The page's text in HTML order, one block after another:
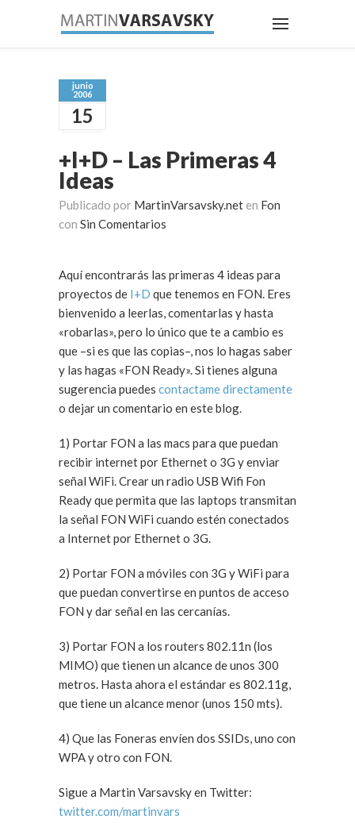
junio
2006
15
+I+D – Las Primeras 4
Ideas
Publicado por MartinVarsavsky.net en Fon
con Sin Comentarios
Aquí encontrarás las primeras 4 ideas para
proyectos de I+D que tenemos en FON. Eres
bienvenido a leerlas, comentarlas y hasta
«robarlas», pero lo único que te a cambio es
que –si es que las copias–, nos lo hagas saber
y las hagas «FON Ready». Si tienes alguna
sugerencia puedes contactame directamente
o dejar un comentario en este blog.
1) Portar FON a las macs para que puedan
recibir internet por Ethernet o 3G y enviar
señal WiFi. Crear un radio USB Wifi Fon
Ready que permita que las laptops transmitan
la señal FON WiFi cuando estén conectados
a Internet por Ethernet o 3G.
2) Portar FON a móviles con 3G y WiFi para
que puedan convertirse en puntos de acceso
FON y dar señal en las cercanías.
3) Portar FON a los routers 802.11n (los
MIMO) que tienen un alcance de unos 300
metros. Hasta ahora el estándar es 802.11g,
que tiene un alcance menor (unos 150 mts).
4) Que las Foneras envíen dos SSIDs, uno con
WPA y otro con FON.
Sigue a Martin Varsavsky en Twitter:
twitter.com/martinvars